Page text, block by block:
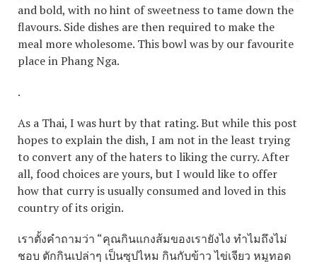
and bold, with no hint of sweetness to tame down the
flavours. Side dishes are then required to make the
meal more wholesome. This bowl was by our favourite
place in Phang Nga.
.
As a Thai, I was hurt by that rating. But while this post
hopes to explain the dish, I am not in the least trying
to convert any of the haters to liking the curry. After
all, food choices are yours, but I would like to offer
how that curry is usually consumed and loved in this
country of its origin.
เราตั้งคำถามว่า “คุณกินแกงส้มของเรายังไง ทำไมถึงไม่
ชอบ ตักกินเปล่าๆ เป็นซุปไหม กินกับข้าว ไข่เจียว หมูทอด